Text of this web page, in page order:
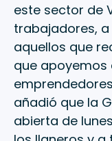
este sector de
trabajadores,
aquellos que
que apoyemos
añadió que la
abierta de